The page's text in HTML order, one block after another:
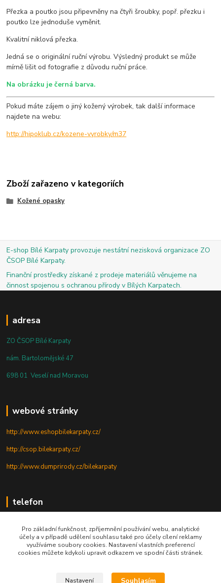
Přezka a poutko jsou připevněny na čtyři šroubky, popř. přezku i
poutko lze jednoduše vyměnit.
Kvalitní niklová přezka.
Jedná se o originální ruční výrobu. Výsledný produkt se může
mírně lišit od fotografie z důvodu ruční práce.
Na obrázku je černá barva.
Pokud máte zájem o jiný kožený výrobek, tak další informace
najdete na webu:
http://hipoklub.cz/kozene-vyrobky/m37
Zboží zařazeno v kategoriích
Kožené opasky
E-shop Bílé Karpaty provozuje nestátní nezisková organizace ZO
ČSOP Bílé Karpaty.
Finanční prostředky získané z prodeje materiálů věnujeme na
činnost spojenou s ochranou přírody v Bílých Karpatech.
adresa
ZO ČSOP Bílé Karpaty
nám. Bartolomějské 47
698 01 Veselí nad Moravou
webové stránky
http://www.eshopbilekarpaty.cz/
http://csop.bilekarpaty.cz/
http://www.dumprirody.cz/bilekarpaty
telefon
+420 727 880 789
PO - PÁ: 9 - 17
Pro základní funkčnost, zpříjemnění používání webu, analytické
účely a v případě udělení souhlasu také pro účely cílení reklamy
využíváme soubory cookies. Nastavení vlastních preferencí
cookies můžete kdykoli upravit odkazem ve spodní části stránek.
Nastavení Souhlasím